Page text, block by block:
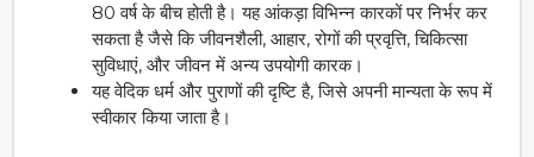
80 वर्ष के बीच होती है। यह आंकड़ा विभिन्न कारकों पर निर्भर कर
सकता है जैसे कि जीवनशैली, आहार, रोगों की प्रवृत्ति, चिकित्सा
सुविधाएं, और जीवन में अन्य उपयोगी कारक।
यह वेदिक धर्म और पुराणों की दृष्टि है, जिसे अपनी मान्यता के रूप में
स्वीकार किया जाता है।